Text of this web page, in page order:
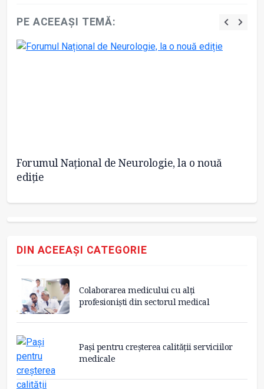
PE ACEEAȘI TEMĂ:
Forumul Național de Neurologie, la o nouă
ediție
DIN ACEEAȘI CATEGORIE
Colaborarea medicului cu alți
profesioniști din sectorul medical
Pași pentru creșterea calității serviciilor
medicale